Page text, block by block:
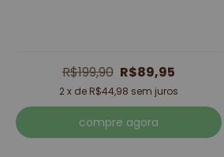
R$199,90 R$89,95
2x de R$44,98 sem juros
compre agora